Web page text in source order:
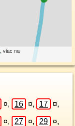
, viac na
¤, 16 ¤, 17 ¤,
¤, 27 ¤, 29 ¤,